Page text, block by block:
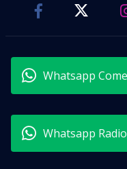
Whatsapp
Whatsapp